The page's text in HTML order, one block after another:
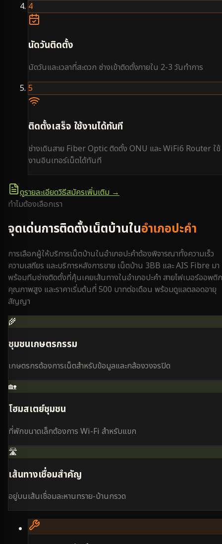
4
นัดวันติดตั้ง
นัดวันและเวลาที่สะดวก ช่างเข้าติดตั้งภายใน 2-3 วันทำการ
5
ติดตั้งเสร็จ ใช้งานได้ทันที
ช่างเดินสาย Fiber Optic ติดตั้ง ONU และ WiFi6 Router ใช้
งานอินเทอร์เน็ตได้ทันที
ดูรายละเอียดวิธีสมัครเพิ่มเติม →
ทำไมต้องเลือกเรา
จุดเด่นการติดตั้งเน็ตบ้านในอำเภอปะคำ
การเลือกผู้ให้บริการเน็ตบ้านในอำเภอปะคำต้องพิจารณาทั้งความเร็ว
ความเสถียร และบริการหลังการขาย เน็ตบ้าน 3BB และ AIS Fibre มา
พร้อมทีมช่างติดตั้งที่คุ้นเคยเส้นทางในอำเภอปะคำ สายไฟเบอร์ออพติก
คุณภาพสูง และราคาเริ่มต้นที่ 500 บาทต่อเดือน พร้อมดูแลตลอดอายุ
สัญญา
🌾
ชุมชนเกษตรกรรม
เกษตรกรต้องการเน็ตสำหรับข้อมูลและกล้องวงจรปิด
🏡
โฮมสเตย์ชุมชน
ที่พักขนาดเล็กต้องการ Wi-Fi สำหรับแขก
🛣️
เส้นทางเชื่อมสำคัญ
อยู่บนเส้นเชื่อมละหานทราย-บ้านกรวด